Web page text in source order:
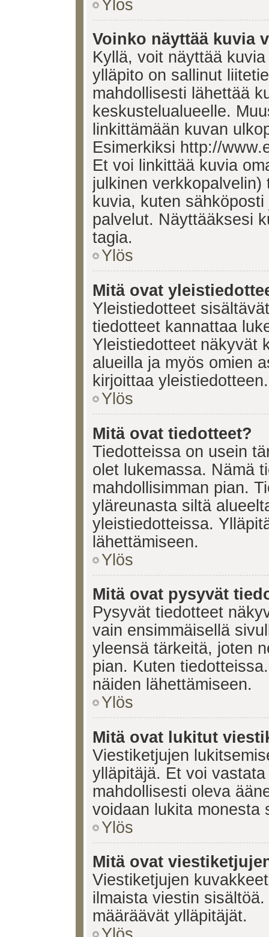
Ylös
Voinko näyttää kuvia
Kyllä, voit näyttää
ylläpito on sallinut
mahdollisesti lähettää
keskustelualueelle.
linkittämään kuvan
Esimerkiksi http://
Et voi linkittää kuvia
julkinen
kuvia, kuten
palvelut. Näyttääksesi
tagia.
Ylös
Mitä ovat
Yleistiedotteet
tiedotteet kannattaa
Yleistiedotteet näkyvät
alueilla ja myös omien
kirjoittaa
Ylös
Mitä ovat tiedotteet?
Tiedotteissa on usein
olet lukemassa. Nämä
mahdollisimman pian.
yläreunasta siltä
yleistiedotteissa.
lähettämiseen.
Ylös
Mitä ovat pysyvät
Pysyvät tiedotteet
vain ensimmäisellä
yleensä tärkeitä, joten
pian. Kuten
näiden lähettämiseen.
Ylös
Mitä ovat lukitut
Viestiketjujen
ylläpitäjä. Et voi
mahdollisesti oleva
voidaan lukita monesta
Ylös
Mitä ovat
Viestiketjujen
ilmaista viestin
määräävät ylläpitäjät.